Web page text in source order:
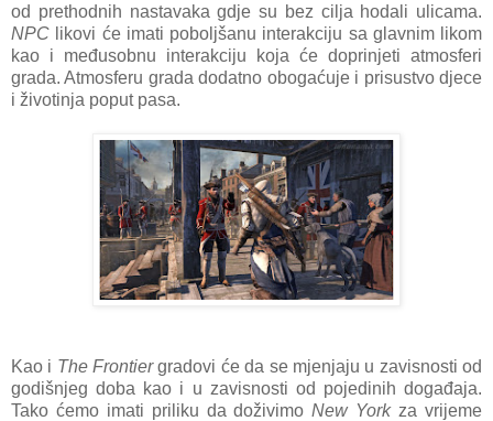
od prethodnih nastavaka gdje su bez cilja hodali ulicama.
NPC likovi će imati poboljšanu interakciju sa glavnim likom
kao i međusobnu interakciju koja će doprinjeti atmosferi
grada. Atmosferu grada dodatno obogaćuje i prisustvo djece
i životinja poput pasa.
Kao i The Frontiergradovi će da se mjenjaju u zavisnosti od
godišnjeg doba kao i u zavisnosti od pojedinih događaja.
Tako ćemo imati priliku da doživimoNew Yorkza vrijeme